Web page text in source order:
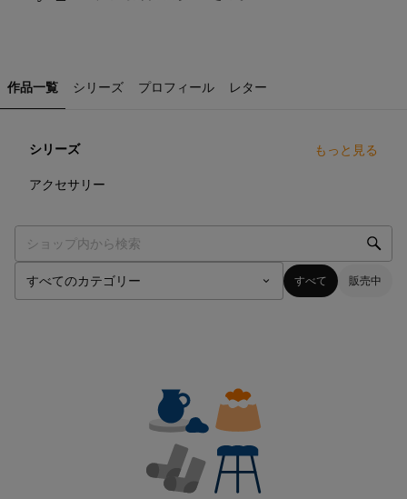
作品一覧 シリーズ プロフィール レター
シリーズ もっと見る
アクセサリー
すべて 販売中